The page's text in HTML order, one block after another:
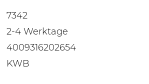
7342
2-4 Werktage
4009316202654
KWB